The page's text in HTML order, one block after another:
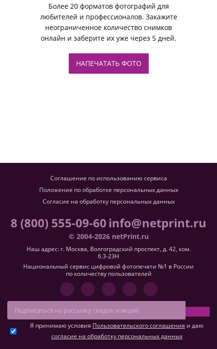
Более 20 форматов фотографий для
любителей и профессионалов. Закажите
неограниченное количество снимков
онлайн и заберите их уже через 5 дней.
НАПЕЧАТАТЬ ФОТО
Соглашение по использованию сервиса
Положение по обработке персональных данных
Согласие на обработку персональных данных
8 (800) 555-09-60info@netprint.ru
© 2004-2026 netPrint.ru
Наш адрес: г. Москва, Волгоградский проспект, д. 42, ком.
6.3-23H
Национальный сервис цифровой фотопечати №1 в России
по количеству пользователей
Я принимаю условия Пользовательского соглашения и даю
согласие на обработку персональных данных